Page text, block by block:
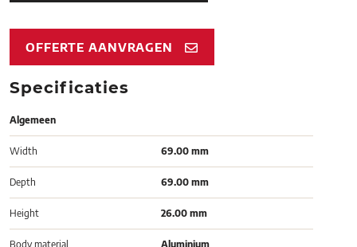
OFFERTE AANVRAGEN
Specificaties
Algemeen
Width 69.00 mm
Depth 69.00 mm
Height 26.00 mm
Body material Aluminium